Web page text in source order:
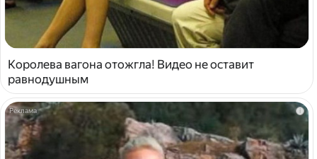
Королева вагона отожгла! Видео не оставит
равнодушным
i